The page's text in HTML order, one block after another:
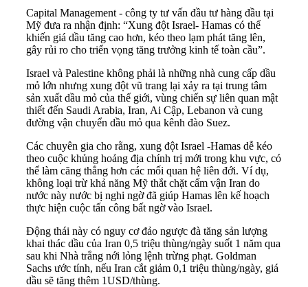
Capital Management - công ty tư vấn đầu tư hàng đầu tại
Mỹ đưa ra nhận định: “Xung đột Israel- Hamas có thể
khiến giá dầu tăng cao hơn, kéo theo lạm phát tăng lên,
gây rủi ro cho triển vọng tăng trưởng kinh tế toàn cầu”.
Israel và Palestine không phải là những nhà cung cấp dầu
mỏ lớn nhưng xung đột vũ trang lại xảy ra tại trung tâm
sản xuất dầu mỏ của thế giới, vùng chiến sự liên quan mật
thiết đến Saudi Arabia, Iran, Ai Cập, Lebanon và cung
đường vận chuyển dầu mỏ qua kênh đào Suez.
Các chuyên gia cho rằng, xung đột Israel -Hamas dễ kéo
theo cuộc khủng hoảng địa chính trị mới trong khu vực, có
thể làm căng thẳng hơn các mối quan hệ liên đới. Ví dụ,
không loại trừ khả năng Mỹ thắt chặt cấm vận Iran do
nước này nước bị nghi ngờ đã giúp Hamas lên kế hoạch
thực hiện cuộc tấn công bất ngờ vào Israel.
Động thái này có nguy cơ đảo ngược đà tăng sản lượng
khai thác dầu của Iran 0,5 triệu thùng/ngày suốt 1 năm qua
sau khi Nhà trắng nới lỏng lệnh trừng phạt. Goldman
Sachs ước tính, nếu Iran cắt giảm 0,1 triệu thùng/ngày, giá
dầu sẽ tăng thêm 1USD/thùng.